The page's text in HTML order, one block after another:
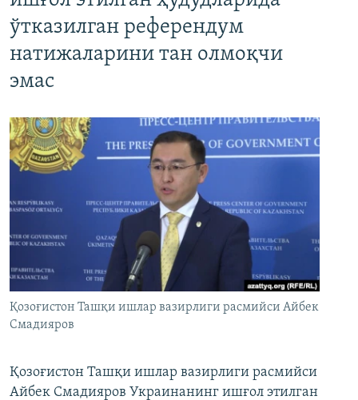
Озодлик бошқа тилларда
ўтказилган референдум
натижаларини тан олмоқчи
эмас
Қозоғистон Ташқи ишлар вазирлиги расмийси Айбек
Смадияров
Қозоғистон Ташқи ишлар вазирлиги расмийси
Айбек Смадияров Украинанинг ишғол этилган